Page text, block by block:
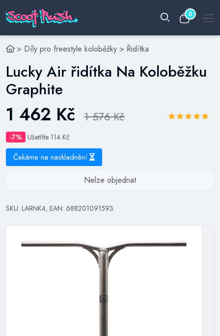
0
> Díly pro freestyle koloběžky > Řidítka
Lucky Air řidítka Na Koloběžku
Graphite
1 462 Kč 1 576 Kč
-7% Ušetříte 114 Kč
Čekáme na naskladnění
Nelze objednat
SKU: LARNK4, EAN: 688201091593